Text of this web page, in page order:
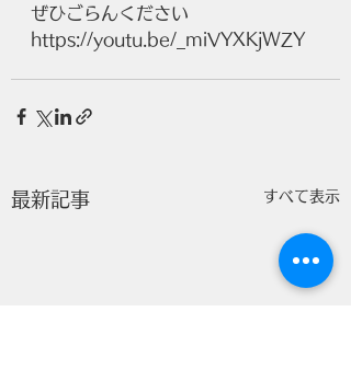
ぜひごらんください
https://youtu.be/_miVYXKjWZY
最新記事 すべて表示